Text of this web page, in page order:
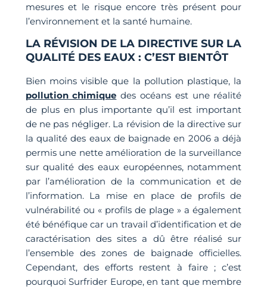
mesures et le risque encore très présent pour
l’environnement et la santé humaine.
LA RÉVISION DE LA DIRECTIVE SUR LA
QUALITÉ DES EAUX : C’EST BIENTÔT
Bien moins visible que la pollution plastique, la
pollution chimique des océans est une réalité
de plus en plus importante qu’il est important
de ne pas négliger. La révision de la directive sur
la qualité des eaux de baignade en 2006 a déjà
permis une nette amélioration de la surveillance
sur qualité des eaux européennes, notamment
par l’amélioration de la communication et de
l’information. La mise en place de profils de
vulnérabilité ou « profils de plage » a également
été bénéfique car un travail d’identification et de
caractérisation des sites a dû être réalisé sur
l’ensemble des zones de baignade officielles.
Cependant, des efforts restent à faire ; c’est
pourquoi Surfrider Europe, en tant que membre